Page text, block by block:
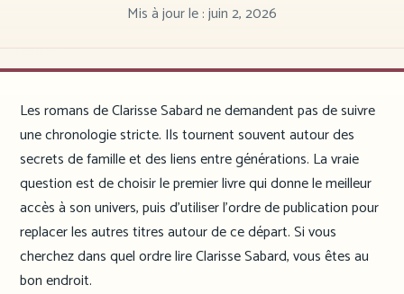
Mis à jour le :juin 2, 2026
Les romans de Clarisse Sabard ne demandent pas de suivre
une chronologie stricte. Ils tournent souvent autour des
secrets de famille et des liens entre générations. La vraie
question est de choisir le premier livre qui donne le meilleur
accès à son univers, puis d’utiliser l’ordre de publication pour
replacer les autres titres autour de ce départ. Si vous
cherchez dans quel ordre lire Clarisse Sabard, vous êtes au
bon endroit.